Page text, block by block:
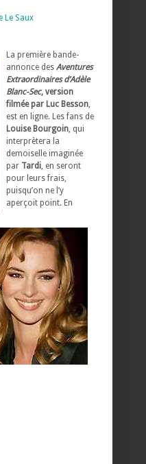
Le Saux
La première bande-
annonce des Aventures
Extraordinaires d’Adèle
Blanc-Sec, version
filmée par Luc Besson
est en ligne. Les fans de
Louise Bourgoin , qui
interprètera la
demoiselle imaginée
par Tardi , en seront
pour leurs frais,
puisqu’on ne l’y
aperçoit point. En